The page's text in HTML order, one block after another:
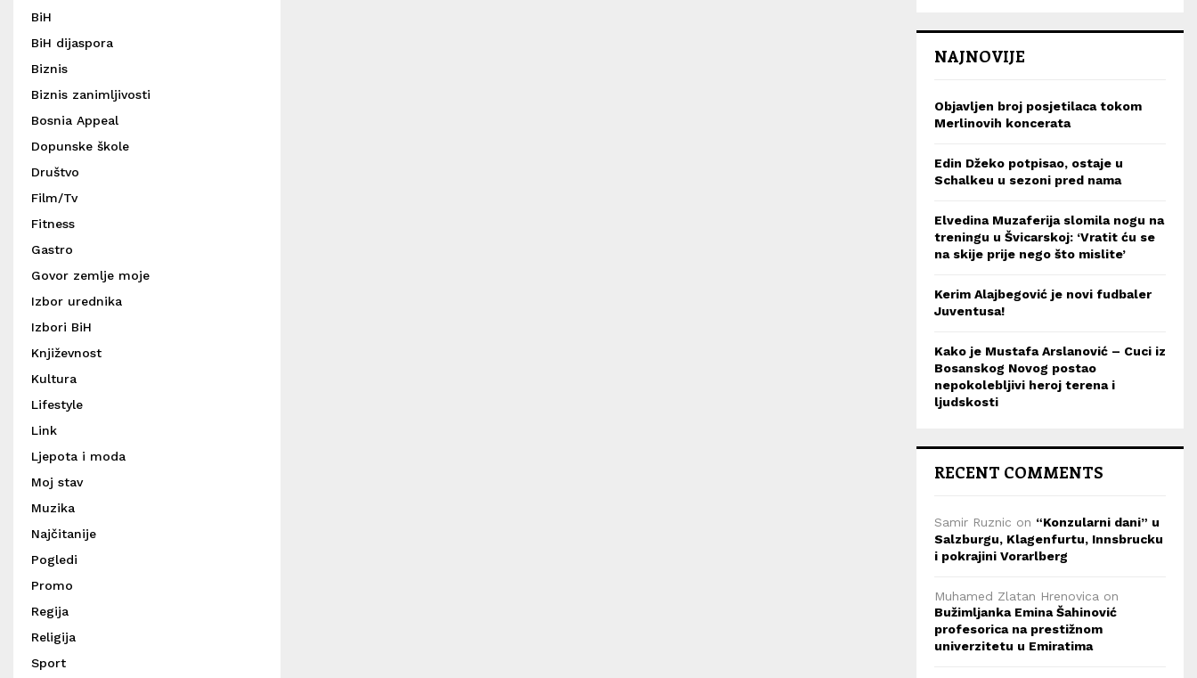
BiH
BiH dijaspora
Biznis
Biznis zanimljivosti
Bosnia Appeal
Dopunske škole
Društvo
Film/Tv
Fitness
Gastro
Govor zemlje moje
Izbor urednika
Izbori BiH
Književnost
Kultura
Lifestyle
Link
Ljepota i moda
Moj stav
Muzika
Najčitanije
Pogledi
Promo
Regija
Religija
Sport
NAJNOVIJE
Objavljen broj posjetilaca tokom
Merlinovih koncerata
Edin Džeko potpisao, ostaje u
Schalkeu u sezoni pred nama
Elvedina Muzaferija slomila nogu na
treningu u Švicarskoj: ‘Vratit ću se
na skije prije nego što mislite’
Kerim Alajbegović je novi fudbaler
Juventusa!
Kako je Mustafa Arslanović – Cuci iz
Bosanskog Novog postao
nepokolebljivi heroj terena i
ljudskosti
RECENT COMMENTS
Samir Ruznic on “Konzularni dani” u
Salzburgu, Klagenfurtu, Innsbrucku
i pokrajini Vorarlberg
Muhamed Zlatan Hrenovica on
Bužimljanka Emina Šahinović
profesorica na prestižnom
univerzitetu u Emiratima